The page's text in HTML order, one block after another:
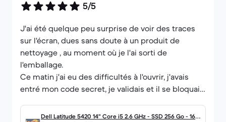
5/5
J'ai été quelque peu surprise de voir des traces
sur l'écran, dues sans doute à un produit de
nettoyage , au moment où je l'ai sorti de
l'emballage.
Ce matin j'ai eu des difficultés à l'ouvrir, j'avais
entré mon code secret, je validais et il se bloquait,
apparue.Dell Latitude 5420 14" Core i5 2.6 GHz - SSD 256 Go - 16 G